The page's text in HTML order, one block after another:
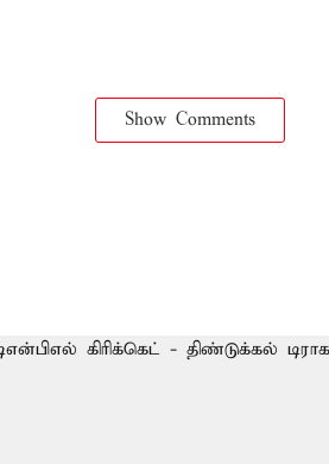
Show Comments